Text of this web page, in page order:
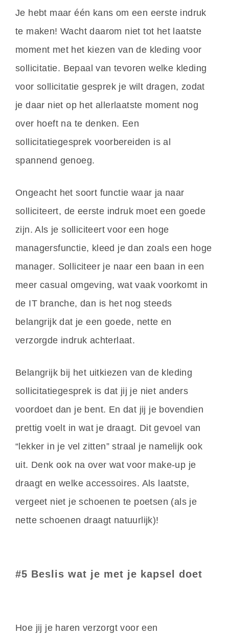
Je hebt maar één kans om een eerste indruk
te maken! Wacht daarom niet tot het laatste
moment met het kiezen van de kleding voor
sollicitatie. Bepaal van tevoren welke kleding
voor sollicitatie gesprek je wilt dragen, zodat
je daar niet op het allerlaatste moment nog
over hoeft na te denken. Een
sollicitatiegesprek voorbereiden is al
spannend genoeg.
Ongeacht het soort functie waar ja naar
solliciteert, de eerste indruk moet een goede
zijn. Als je solliciteert voor een hoge
managersfunctie, kleed je dan zoals een hoge
manager. Solliciteer je naar een baan in een
meer casual omgeving, wat vaak voorkomt in
de IT branche, dan is het nog steeds
belangrijk dat je een goede, nette en
verzorgde indruk achterlaat.
Belangrijk bij het uitkiezen van de kleding
sollicitatiegesprek is dat jij je niet anders
voordoet dan je bent. En dat jij je bovendien
prettig voelt in wat je draagt. Dit gevoel van
“lekker in je vel zitten” straal je namelijk ook
uit. Denk ook na over wat voor make-up je
draagt en welke accessoires. Als laatste,
vergeet niet je schoenen te poetsen (als je
nette schoenen draagt natuurlijk)!
#5 Beslis wat je met je kapsel doet
Hoe jij je haren verzorgt voor een